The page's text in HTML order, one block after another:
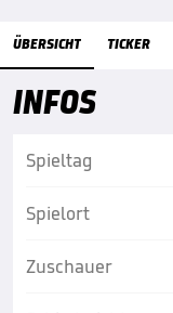
ÜBERSICHT TICKER
Übersicht
INFOS
Spieltag
Spielort
Zuschauer